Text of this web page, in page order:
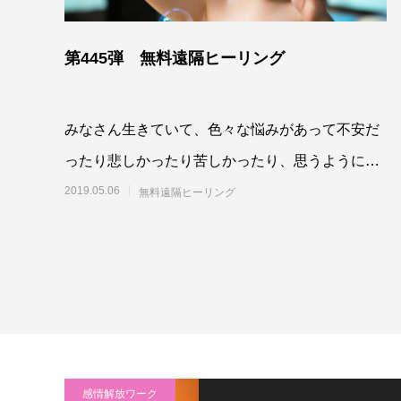
第445弾 無料遠隔ヒーリング
みなさん生きていて、色々な悩みがあって不安だ
ったり悲しかったり苦しかったり、思うように幸
せを感じられていないことがあると思います。そ
2019.05.06 無料遠隔ヒーリング
感情解放ワーク